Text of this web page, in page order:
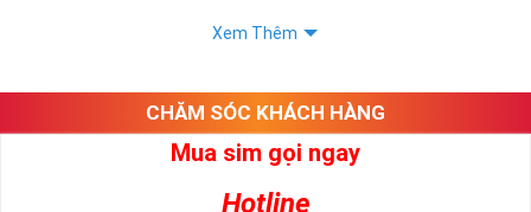
Sử dụng sim lục quý 8 giúp chủ sở hữu khẳng định được bản thân,
8 mang lại cho người dùng là vô tận. Sim giúp cho người dùng phát
tài, phát lộc, phát may mắn
Sim Lục Quý 5- Sim Số Đẹp Tượng Trưng Cho Danh Vọng - Quyền Lực
Xem Thêm
CHĂM SÓC KHÁCH HÀNG
Mua sim gọi ngay
Hotline